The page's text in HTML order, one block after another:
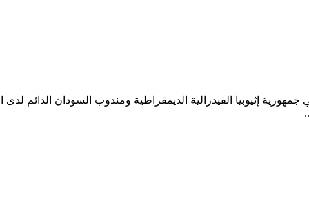
إثيوبيا الفيدرالية الديمقراطية ومندوب السودان الدائم لدى